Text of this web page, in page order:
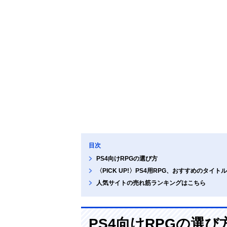
目次
PS4向けRPGの選び方
〈PICK UP!〉PS4用RPG、おすすめのタイトル
人気サイトの売れ筋ランキングはこちら
PS4向けRPGの選び